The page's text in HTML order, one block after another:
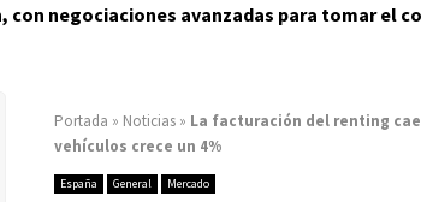
con negociaciones avanzadas para tomar el
Portada » Noticias » La facturación del renting
vehículos crece un 4%
España General Mercado